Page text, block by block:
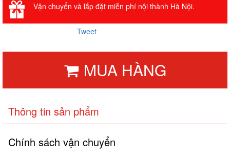
Vận chuyển và lắp đặt miễn phí nội thành Hà Nội.
Tweet
MUA HÀNG
Thông tin sản phẩm
Chính sách vận chuyển